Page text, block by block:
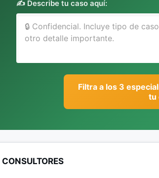
✍️ Describe tu caso aquí:
Filtra a los 3
tu